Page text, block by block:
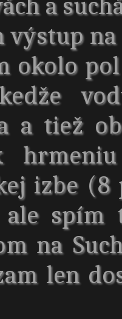
výstup
okolo
a tiež
izbe (8
ale spím
na
len